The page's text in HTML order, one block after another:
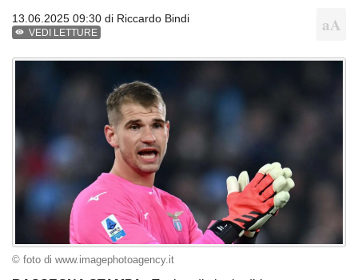
13.06.2025 09:30 di Riccardo Bindi
VEDI LETTURE
© foto di www.imagephotoagency.it